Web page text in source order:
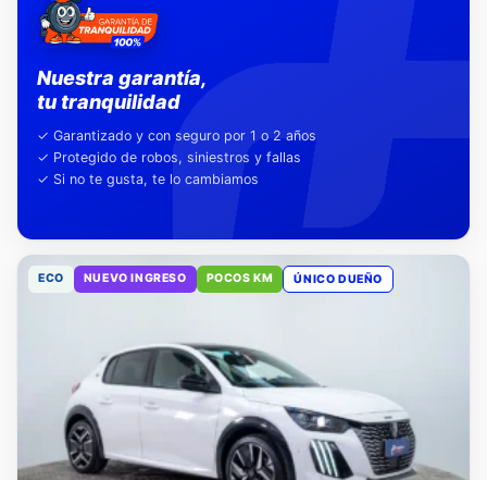
Nuestra garantía,
✓ Garantizado y con seguro por 1 o 2 años
✓ Protegido de robos, siniestros y fallas
NUEVO INGRESO POCOS KM